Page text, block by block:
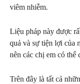
viêm nhiễm.
Liệu pháp này được
quả và sự tiện lợi của
nên các chị em có thể
Trên đây là tất cả